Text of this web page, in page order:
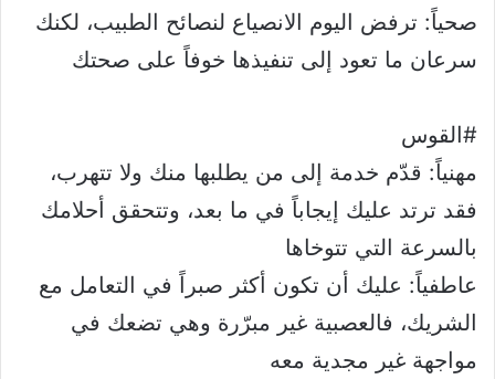
صحياً: ترفض اليوم الانصياع لنصائح الطبيب، لكنك
سرعان ما تعود إلى تنفيذها خوفاً على صحتك
#القوس
مهنياً: قدّم خدمة إلى من يطلبها منك ولا تتهرب،
فقد ترتد عليك إيجاباً في ما بعد، وتتحقق أحلامك
بالسرعة التي تتوخاها
عاطفياً: عليك أن تكون أكثر صبراً في التعامل مع
الشريك، فالعصبية غير مبرّرة وهي تضعك في
مواجهة غير مجدية معه